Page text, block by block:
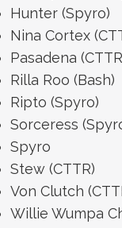
Hunter (Spyro)
Nina Cortex
Pasadena
Rilla Roo (Bash)
Ripto (Spyro)
Sorceress
Spyro
Stew (CTTR)
Von Clutch
Willie Wumpa